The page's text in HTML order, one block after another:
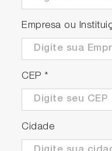
Empresa ou
CEP *
Cidade